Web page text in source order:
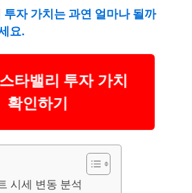
투자 가치는 과연 얼마나 될까
요.
타밸리 투자 가치
확인하기
시세 변동 분석